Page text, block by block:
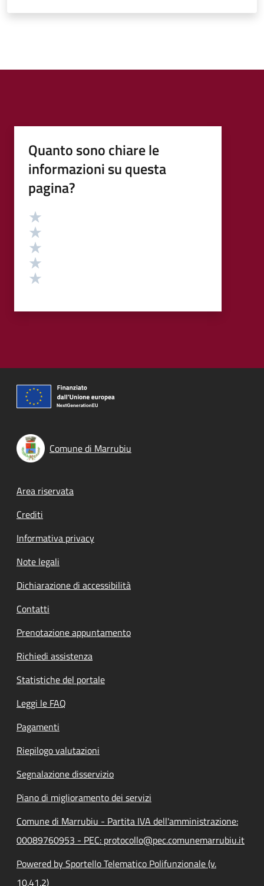
Quanto sono chiare le
informazioni su questa
pagina?
Valutazione
Comune di Marrubiu
Footer menu
Area riservata
Crediti
Informativa privacy
Note legali
Dichiarazione di accessibilità
Contatti
Prenotazione appuntamento
Richiedi assistenza
Statistiche del portale
Leggi le FAQ
Pagamenti
Riepilogo valutazioni
Segnalazione disservizio
Piano di miglioramento dei servizi
Comune di Marrubiu - Partita IVA dell'amministrazione:
00089760953 - PEC: protocollo@pec.comunemarrubiu.it
Powered by Sportello Telematico Polifunzionale (v.
10.41.2)